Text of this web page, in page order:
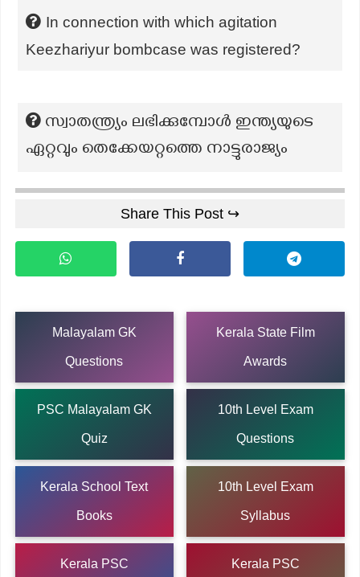
In connection with which agitation
Keezhariyur bombcase was registered?
സ്വാതന്ത്ര്യം ലഭിക്കുമ്പോൾ ഇന്ത്യയുടെ
ഏറ്റവും തെക്കേയറ്റത്തെ നാട്ടുരാജ്യം
Share This Post ↪
Malayalam GK
Questions
Kerala State Film
Awards
PSC Malayalam GK
Quiz
10th Level Exam
Questions
Kerala School Text
Books
10th Level Exam
Syllabus
Kerala PSC Kerala PSC